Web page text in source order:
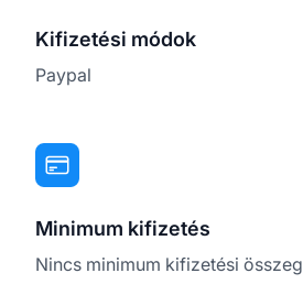
Kifizetési módok
Paypal
Minimum kifizetés
Nincs minimum kifizetési összeg